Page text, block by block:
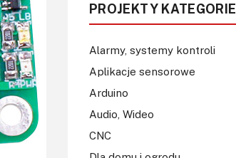
Do pobrania
PROJEKTY KATEGORIE
Alarmy, systemy kontroli
Aplikacje sensorowe
Arduino
Audio, Wideo
CNC